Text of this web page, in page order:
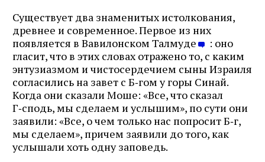
Существует два знаменитых истолкования,
древнее и современное. Первое из них
появляется в Вавилонском Талмуде
: оно
гласит, что в этих словах отражено то, с каким
энтузиазмом и чистосердечием сыны Израиля
согласились на завет с Б‑гом у горы Синай.
Когда они сказали Моше: «Все, что сказал
Г‑сподь, мы сделаем и услышим», по сути они
заявили: «Все, о чем только нас попросит Б‑г,
мы сделаем», причем заявили до того, как
услышали хоть одну заповедь.